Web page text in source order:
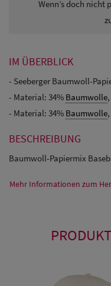
Herren
Snapback Caps
Wenn’s doch nicht
IM ÜBERBLICK
- Seeberger Baumwoll-
- Material: 34% Baumwolle
- Material: 34% Baumwolle
BESCHREIBUNG
Baumwoll-Papiermix
Mehr Informationen zum